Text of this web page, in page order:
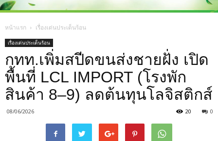
หน้าแรก เรื่องเด่นประเด็นร้อน
เรื่องเด่นประเด็นร้อน
กทท.เพิ่มสปีดขนส่งชายฝั่ง เปิด
พื้นที่ LCL IMPORT (โรงพัก
สินค้า 8–9) ลดต้นทุนโลจิสติกส์
08/06/2026 0
20